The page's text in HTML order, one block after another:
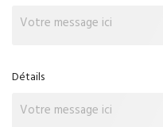
Détails